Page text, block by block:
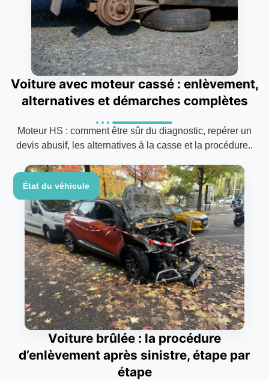
Voiture avec moteur cassé : enlèvement,
alternatives et démarches complètes
Moteur HS : comment être sûr du diagnostic, repérer un
devis abusif, les alternatives à la casse et la procédure..
État du véhicule
Voiture brûlée : la procédure
d’enlèvement après sinistre, étape par
étape